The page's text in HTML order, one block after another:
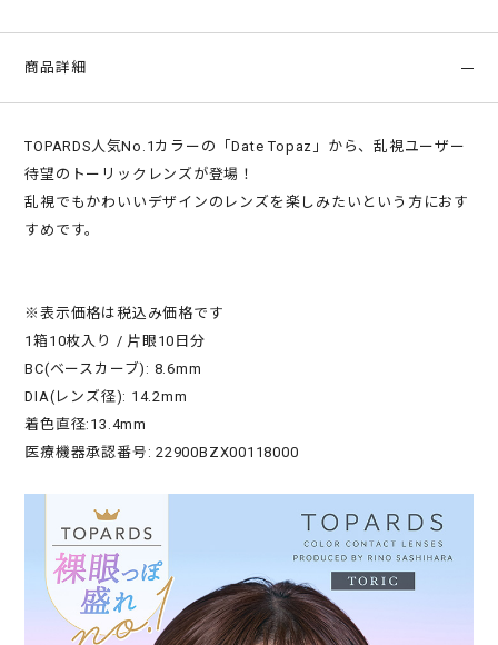
商品詳細
TOPARDS人気No.1カラーの「Date Topaz」から、乱視ユーザー
待望のトーリックレンズが登場！
乱視でもかわいいデザインのレンズを楽しみたいという方におす
すめです。
※表示価格は税込み価格です
1箱10枚入り / 片眼10日分
BC(ベースカーブ): 8.6mm
DIA(レンズ径): 14.2mm
着色直径:13.4mm
医療機器承認番号: 22900BZX00118000